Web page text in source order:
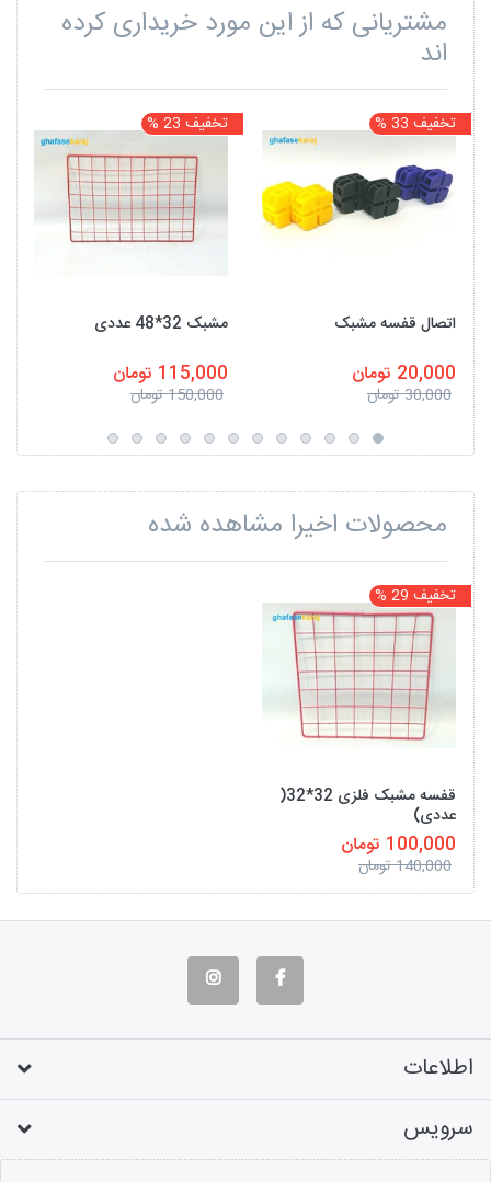
مشتریانی که از این مورد خریداری کرده
اند
تخفیف 33 %
اتصال قفسه مشبک
20,000 تومان
30,000 تومان
تخفیف 23 %
مشبک 32*48 عددی
115,000 تومان
150,000 تومان
محصولات اخیرا مشاهده شده
تخفیف 29 %
قفسه مشبک فلزی 32*32(
عددی)
100,000 تومان
140,000 تومان
اطلاعات
سرویس